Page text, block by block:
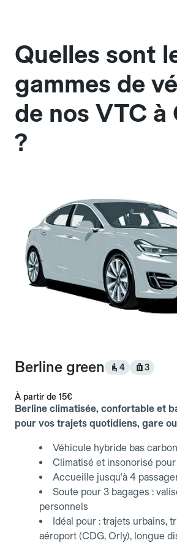
Quelles sont
gammes de
de nos VTC à
?
Berline green 4 3
À partir de 15€
Berline climatisée, confortable et
pour vos trajets quotidiens, gare
Véhicule hybride bas
Climatisé et insonorisé
Accueille jusqu'à 4
Soute pour 3 bagages :
personnels
Idéal pour : trajets urbains,
aéroport (CDG, Orly), longue